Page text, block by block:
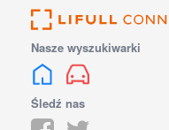
Nasze wyszukiwarki
Śledź nas